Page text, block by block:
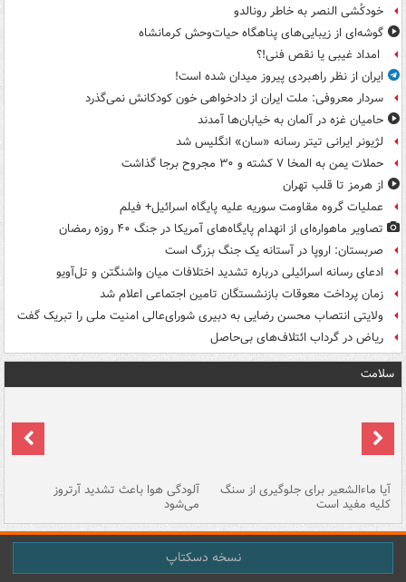
خودکُشی النصر به خاطر رونالدو
گوشه‌ای از زیبایی‌های پناهگاه‌ حیات‌وحش کرمانشاه
امداد غیبی یا نقص فنی!؟
ایران از نظر راهبردی پیروز میدان شده است!
سردار معروفی: ملت ایران از دادخواهی خون کودکانش نمی‌گذرد
حامیان غزه در آلمان به خیابان‌ها آمدند
لژیونر ایرانی تیتر رسانه «سان» انگلیس شد
حملات یمن به المخا ۷ کشته و ۳۰ مجروح برجا گذاشت
از هرمز تا قلب تهران
عملیات گروه مقاومت سوریه علیه پایگاه اسرائیل+ فیلم
تصاویر ماهواره‌ای از انهدام پایگاه‌های آمریکا در جنگ ۴۰ روزه رمضان
صربستان: اروپا در آستانه یک جنگ بزرگ است
ادعای رسانه اسرائیلی درباره تشدید اختلافات میان واشنگتن و تل‌آویو
زمان پرداخت معوقات بازنشستگان تامین اجتماعی اعلام شد
ولایتی انتصاب محسن رضایی به دبیری شورای‌عالی امنیت ملی را تبریک گفت
ریاض در گرداب ائتلاف‌های بی‌حاصل
سلامت
آیا ماءالشعیر برای جلوگیری از سنگ
کلیه مفید است
آلودگی هوا باعث تشدید آرتروز
می‌شود
نسخه دسکتاپ